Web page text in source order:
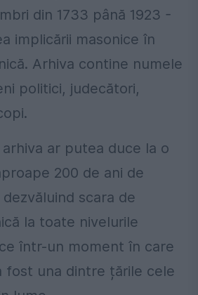
din 1733 până 1923 -
implicării masonice în
Arhiva contine numele
politici, judecători,
ar putea duce la o
200 de ani de
scara de
la toate nivelurile
într-un moment în care
fost una dintre țările cele